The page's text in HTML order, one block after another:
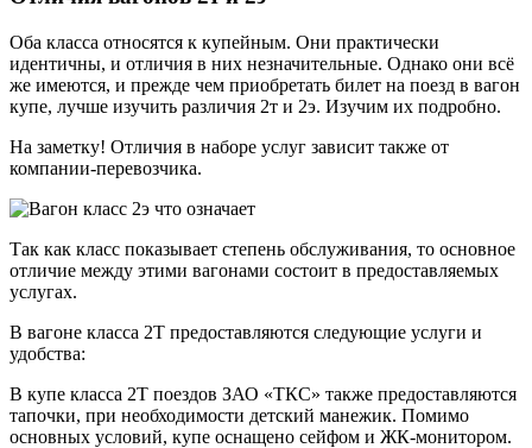
Оба класса относятся к купейным. Они практически
идентичны, и отличия в них незначительные. Однако они всё
же имеются, и прежде чем приобретать билет на поезд в вагон
купе, лучше изучить различия 2т и 2э. Изучим их подробно.
На заметку! Отличия в наборе услуг зависит также от
компании-перевозчика.
Так как класс показывает степень обслуживания, то основное
отличие между этими вагонами состоит в предоставляемых
услугах.
В вагоне класса 2Т предоставляются следующие услуги и
удобства:
В купе класса 2Т поездов ЗАО «ТКС» также предоставляются
тапочки, при необходимости детский манежик. Помимо
основных условий, купе оснащено сейфом и ЖК-монитором.